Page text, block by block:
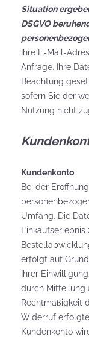
Situation
DSGVO
Ihre E-Mail-
Anfrage. Ihre
Beachtung
sofern Sie der
Nutzung nicht
Kundenkonto
Bei der
Umfang. Die
erfolgt auf
Ihrer
durch Mitteilung
Rechtmäßigkeit
Widerruf
Kundenkonto